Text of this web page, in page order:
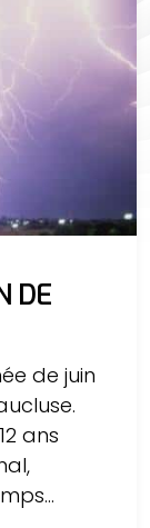
DE
de juin
ans